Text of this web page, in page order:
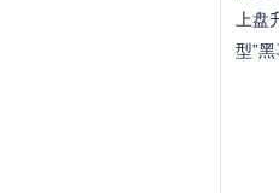
上盘
型”黑